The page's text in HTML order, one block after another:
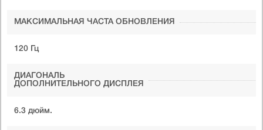
МАКСИМАЛЬНАЯ ЧАСТА ОБНОВЛЕНИЯ
120 Гц
ДИАГОНАЛЬ
ДОПОЛНИТЕЛЬНОГО ДИСПЛЕЯ
6.3 дюйм.